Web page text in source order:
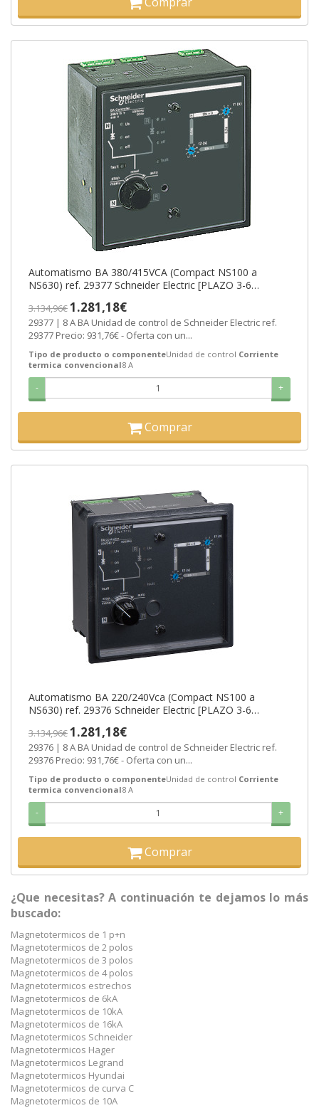
Automatismo BA 380/415VCA (Compact NS100 a
NS630) ref. 29377 Schneider Electric [PLAZO 3-6
3.134,96€1.281,18€
29377 | 8 A BA Unidad de control de Schneider Electric ref.
29377 Precio: 931,76€ - Oferta con un...
Tipo de producto o componenteUnidad de control Corriente
termica convencional8 A
- +
Comprar
Automatismo BA 220/240Vca (Compact NS100 a
NS630) ref. 29376 Schneider Electric [PLAZO 3-6
3.134,96€1.281,18€
29376 | 8 A BA Unidad de control de Schneider Electric ref.
29376 Precio: 931,76€ - Oferta con un...
Tipo de producto o componenteUnidad de control Corriente
termica convencional8 A
- +
Comprar
¿Que necesitas? A continuación te dejamos lo más
buscado:
Magnetotermicos de 1 p+n
Magnetotermicos de 2 polos
Magnetotermicos de 3 polos
Magnetotermicos de 4 polos
Magnetotermicos estrechos
Magnetotermicos de 6kA
Magnetotermicos de 10kA
Magnetotermicos de 16kA
Magnetotermicos Schneider
Magnetotermicos Hager
Magnetotermicos Legrand
Magnetotermicos Hyundai
Magnetotermicos de curva C
Magnetotermicos de 10A